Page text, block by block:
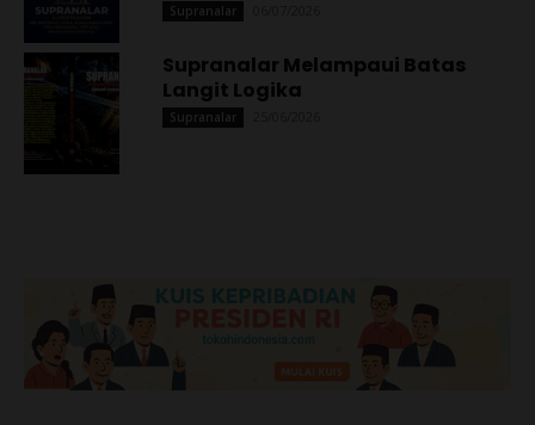
Supranalar
Supranalar Melampaui Batas
Langit Logika
Supranalar